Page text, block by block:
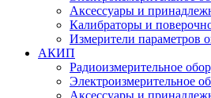
Аксессуары и
Калибраторы и
Измерители параметров
АКИП
Радиоизмерительное
Электроизмерительное
Аксессуары и